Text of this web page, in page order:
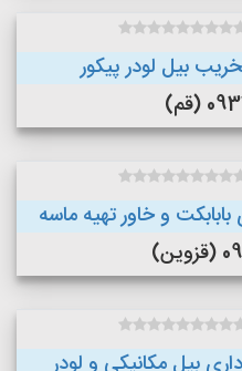
بیل لودر پیکور
(قم)
و خاور تهیه ماسه
بیل مکانیکی و لودر